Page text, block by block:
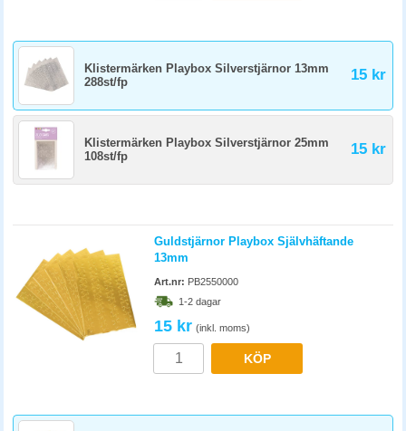
Klistermärken Playbox Silverstjärnor 13mm
288st/fp
15 kr
Klistermärken Playbox Silverstjärnor 25mm
108st/fp
15 kr
Guldstjärnor Playbox Självhäftande
13mm
Art.nr: PB2550000
1-2 dagar
15 kr (inkl. moms)
KÖP